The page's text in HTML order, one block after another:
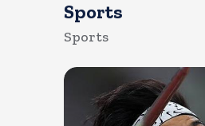
Sports
Sports